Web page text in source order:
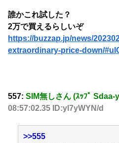
誰かこれ試した？
2万で買えるらしいぞ
https://buzzap.jp/news/
extraordinary-price-down/
557: SIM無しさん (ｽｯﾌﾟ Sdaa-
08:57:02.35 ID:yl7yWYN/d
>>555